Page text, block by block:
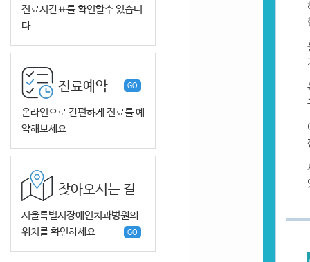
진료시간표를 확인할수 있습니
다
진료예약 GO
온라인으로 간편하게 진료를 예
약해보세요
찾아오시는 길
서울특별시장애인치과병원의
위치를 확인하세요
GO